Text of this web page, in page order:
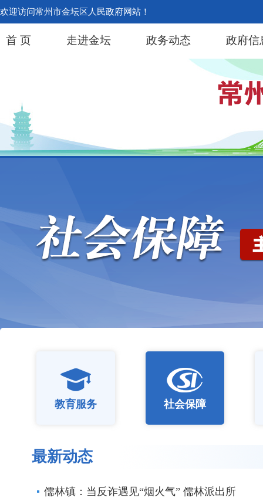
欢迎访问常州市金坛区人民政府网站！
首 页 走进金坛 政务动态 政府信
教育服务 社会保障
最新动态
儒林镇：当反诈遇见“烟火气” 儒林派出所